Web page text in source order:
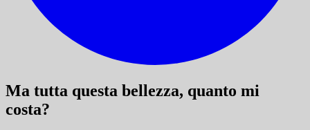
Ma tutta questa bellezza, quanto mi
costa?